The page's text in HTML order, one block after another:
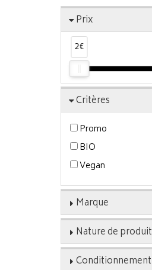
Prix
2€
Critères
Promo
BIO
Vegan
Marque
Nature de produit
Conditionnement